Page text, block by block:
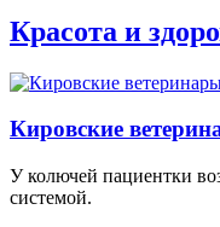
Красота и
Кировские
У колючей пациентки
системой.